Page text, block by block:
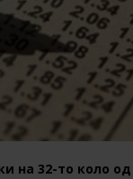
на 32-то коло од